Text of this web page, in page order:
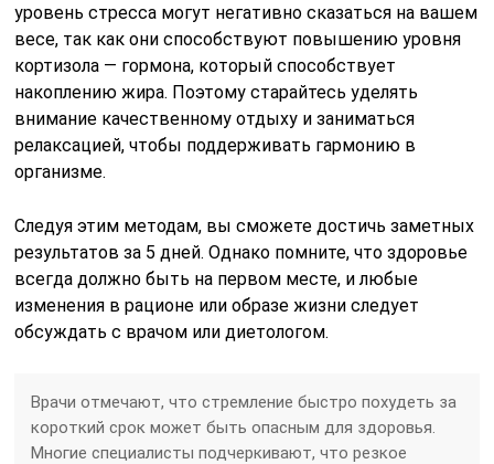
уровень стресса могут негативно сказаться на вашем
весе, так как они способствуют повышению уровня
кортизола — гормона, который способствует
накоплению жира. Поэтому старайтесь уделять
внимание качественному отдыху и заниматься
релаксацией, чтобы поддерживать гармонию в
организме.
Следуя этим методам, вы сможете достичь заметных
результатов за 5 дней. Однако помните, что здоровье
всегда должно быть на первом месте, и любые
изменения в рационе или образе жизни следует
обсуждать с врачом или диетологом.
Врачи отмечают, что стремление быстро похудеть за
короткий срок может быть опасным для здоровья.
Многие специалисты подчеркивают, что резкое